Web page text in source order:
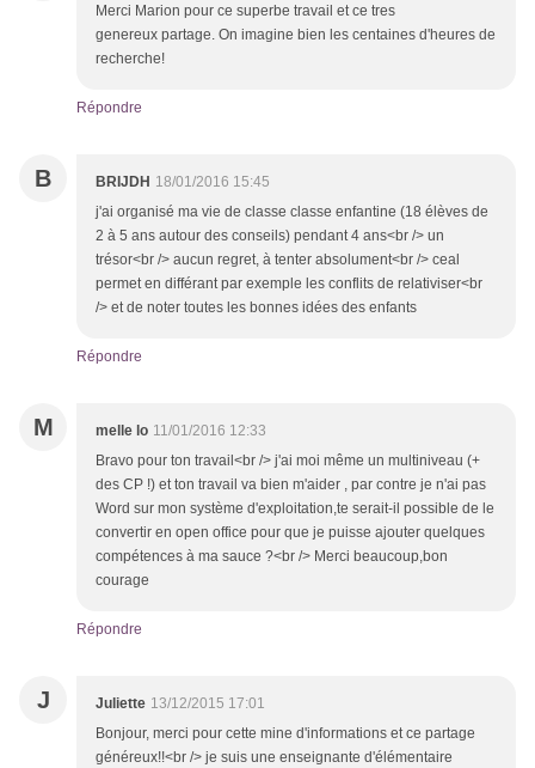
Merci Marion pour ce superbe travail et ce tres
genereux partage. On imagine bien les centaines d'heures de
recherche!
Répondre
B BRIJDH 18/01/2016 15:45
j'ai organisé ma vie de classe classe enfantine (18 élèves de
2 à 5 ans autour des conseils) pendant 4 ans<br /> un
trésor<br /> aucun regret, à tenter absolument<br /> ceal
permet en différant par exemple les conflits de relativiser<br
/> et de noter toutes les bonnes idées des enfants
Répondre
M melle lo 11/01/2016 12:33
Bravo pour ton travail<br /> j'ai moi même un multiniveau (+
des CP !) et ton travail va bien m'aider , par contre je n'ai pas
Word sur mon système d'exploitation,te serait-il possible de le
convertir en open office pour que je puisse ajouter quelques
compétences à ma sauce ?<br /> Merci beaucoup,bon
courage
Répondre
J Juliette 13/12/2015 17:01
Bonjour, merci pour cette mine d'informations et ce partage
généreux!!<br /> je suis une enseignante d'élémentaire